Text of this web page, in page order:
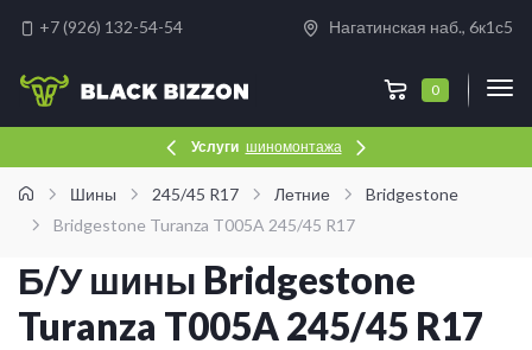
+7 (926) 132-54-54 Нагатинская наб., 6к1с5
0
Услуги шиномонтажа
Шины 245/45 R17 Летние
Bridgestone
Bridgestone Turanza T005A 245/45 R17
Б/У шины Bridgestone
Turanza T005A 245/45 R17